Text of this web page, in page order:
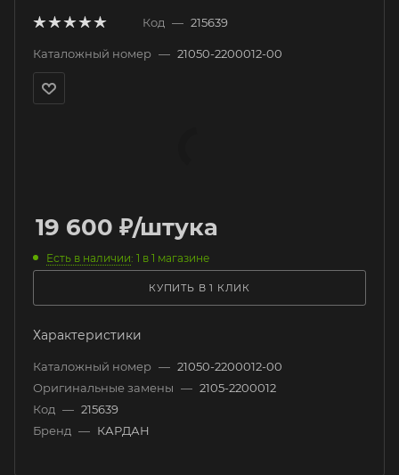
Код — 215639
Каталожный номер — 21050-2200012-00
19 600 ₽/штука
Есть в наличии: 1 в 1 магазине
КУПИТЬ В 1 КЛИК
Характеристики
Каталожный номер — 21050-2200012-00
Оригинальные замены — 2105-2200012
Код — 215639
Бренд — КАРДАН